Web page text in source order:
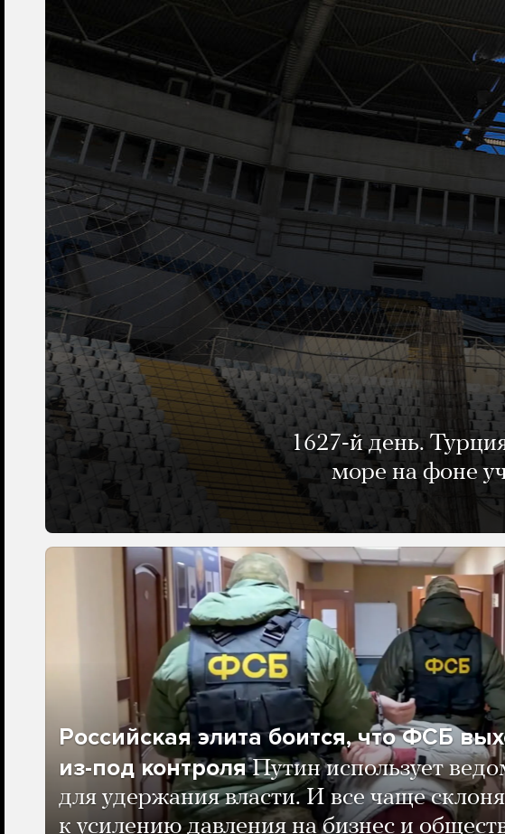
1627-й день.
море на фоне
Российская элита боится, что ФСБ
из-под контроля Путин использует
для удержания власти. И все чаще
к усилению давления на бизнес и